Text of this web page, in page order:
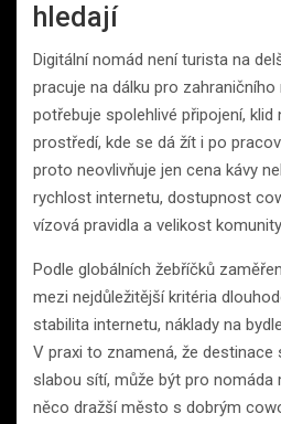
hledají
Digitální nomád není turista na
pracuje na dálku pro
potřebuje spolehlivé připojení, klid
prostředí, kde se dá žít i po
proto neovlivňuje jen cena kávy
rychlost internetu, dostupnost
vízová pravidla a velikost
Podle globálních žebříčků
mezi nejdůležitější kritéria
stabilita internetu, náklady na
V praxi to znamená, že destinace
slabou sítí, může být pro nomáda
něco dražší město s dobrým